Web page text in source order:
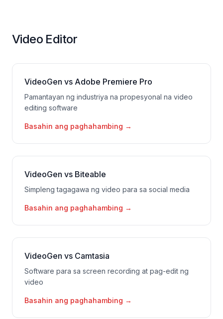
Video Editor
VideoGen vs Adobe Premiere Pro
Pamantayan ng industriya na propesyonal na video
editing software
Basahin ang paghahambing →
VideoGen vs Biteable
Simpleng tagagawa ng video para sa social media
Basahin ang paghahambing →
VideoGen vs Camtasia
Software para sa screen recording at pag-edit ng
video
Basahin ang paghahambing →